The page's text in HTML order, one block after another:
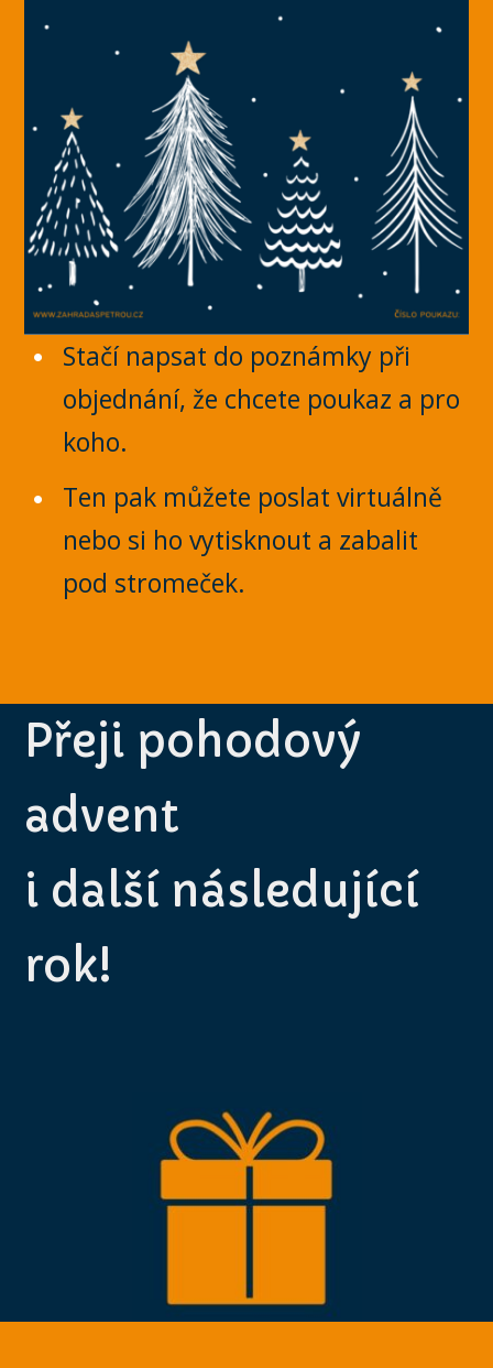
Stačí napsat do poznámky při
objednání, že chcete poukaz a pro
koho.
Ten pak můžete poslat virtuálně
nebo si ho vytisknout a zabalit
pod stromeček.
Přeji pohodový
advent
i další následující
rok!